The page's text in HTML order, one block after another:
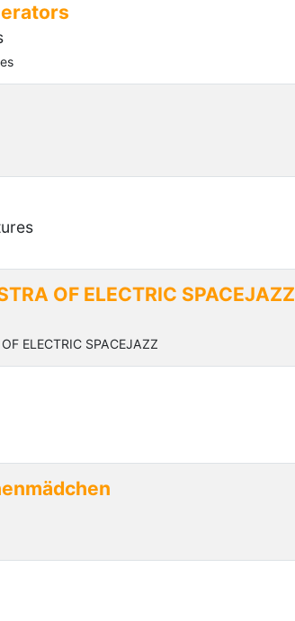
OF ELECTRIC SPACEJAZZ
ELECTRIC SPACEJAZZ